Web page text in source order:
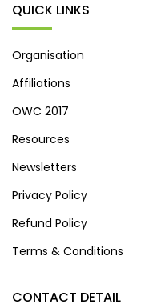
QUICK LINKS
Organisation
Affiliations
OWC 2017
Resources
Newsletters
Privacy Policy
Refund Policy
Terms & Conditions
CONTACT DETAIL